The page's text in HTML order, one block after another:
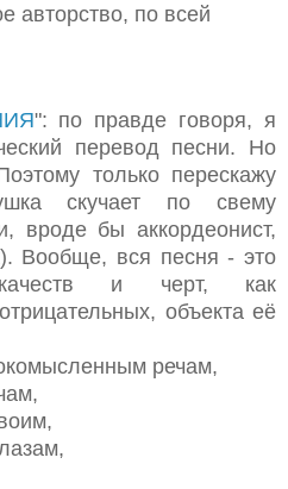
авторство, по всей
": по правде говоря, я
перевод песни. Но
только перескажу
скучает по свему
вроде бы аккордеонист,
Вообще, вся песня - это
и черт, как
объекта её
речам,